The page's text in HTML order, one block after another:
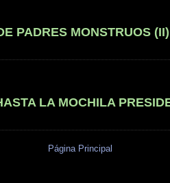
PADRES MONSTRUOS (II)
LA MOCHILA
Página Principal